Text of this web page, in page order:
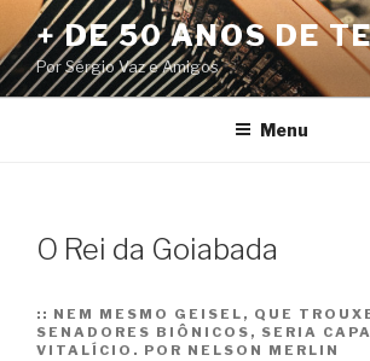
Pular
para
o
conteúdo
+ DE 50 ANOS DE
Por Sérgio Vaz e Amigos
Menu
O Rei da Goiabada
:: NEM MESMO GEISEL, QUE
SENADORES BIÔNICOS, SERIA
VITALÍCIO. POR NELSON MERLIN